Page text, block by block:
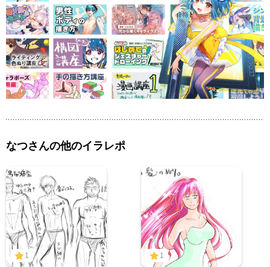
なつさんの他のイラレポ
1 1